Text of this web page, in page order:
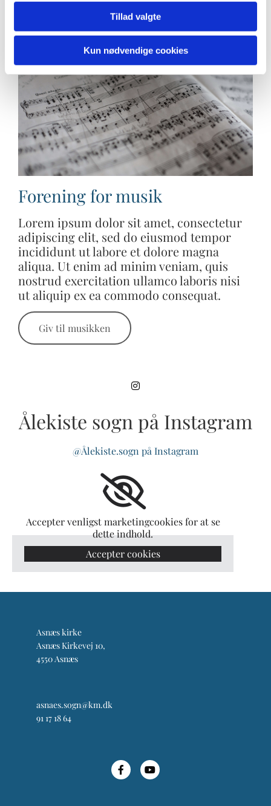
Tillad valgte
Kun nødvendige cookies
Forening for musik
Lorem ipsum dolor sit amet, consectetur
adipiscing elit, sed do eiusmod tempor
incididunt ut labore et dolore magna
aliqua. Ut enim ad minim veniam, quis
nostrud exercitation ullamco laboris nisi
ut aliquip ex ea commodo consequat.
Giv til musikken
Ålekiste sogn på Instagram
@Ålekiste.sogn på Instagram
Accepter venligst marketingcookies for at se
dette indhold.
Accepter cookies
Asnæs kirke
Asnæs Kirkevej 10,
4550 Asnæs
asnaes.sogn@km.dk
91 17 18 64